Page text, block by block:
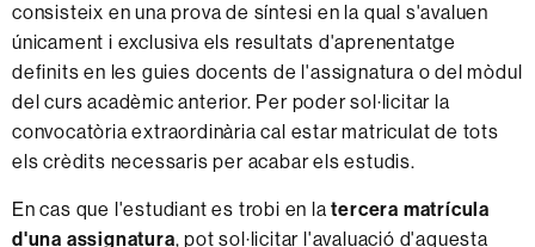
consisteix en una prova de síntesi en la qual s'avaluen
únicament i exclusiva els resultats d'aprenentatge
definits en les guies docents de l'assignatura o del mòdul
del curs acadèmic anterior. Per poder sol·licitar la
convocatòria extraordinària cal estar matriculat de tots
els crèdits necessaris per acabar els estudis.
En cas que l'estudiant es trobi en la tercera matrícula
d'una assignatura, pot sol·licitar l'avaluació d'aquesta